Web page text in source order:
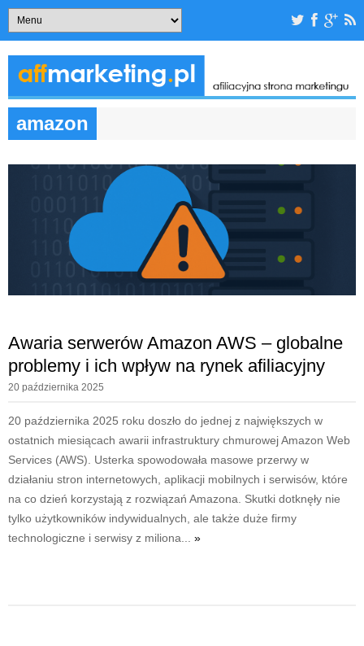
amazon
Awaria serwerów Amazon AWS – globalne
problemy i ich wpływ na rynek afiliacyjny
20 października 2025
20 października 2025 roku doszło do jednej z największych w
ostatnich miesiącach awarii infrastruktury chmurowej Amazon Web
Services (AWS). Usterka spowodowała masowe przerwy w
działaniu stron internetowych, aplikacji mobilnych i serwisów, które
na co dzień korzystają z rozwiązań Amazona. Skutki dotknęły nie
tylko użytkowników indywidualnych, ale także duże firmy
technologiczne i serwisy z miliona... »